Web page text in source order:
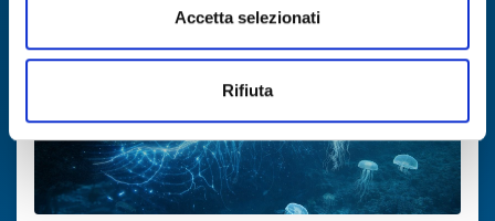
Accetta selezionati
Rifiuta